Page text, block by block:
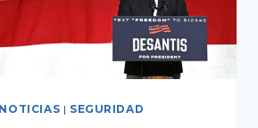
NOTICIAS | SEGURIDAD